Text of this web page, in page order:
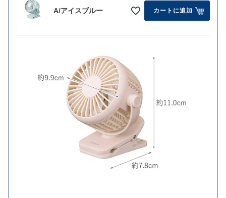
A/アイスブルー カートに追加